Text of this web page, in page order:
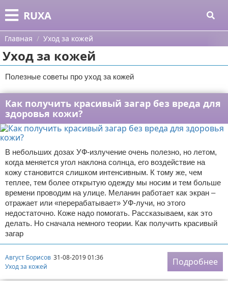
RUXA
Меню
Главная
Категории
Уход за кожей
Одежда
Шоппинг
Подарки
Украшения
Косметика
Уход за волосами
Уход за ногтями
Макияж
Поиск
О проекте
Контакты
Сотрудничество
Размещение рекламы
Для правообладателей
Условия предоставления информации
Отказ от ответственности
Главная Уход за кожей
Уход за кожей
Полезные советы про уход за кожей
Как получить красивый загар без вреда для
здоровья кожи?
В небольших дозах УФ-излучение очень полезно, но летом,
когда меняется угол наклона солнца, его воздействие на
кожу становится слишком интенсивным. К тому же, чем
теплее, тем более открытую одежду мы носим и тем больше
времени проводим на улице. Меланин работает как экран –
отражает или «перерабатывает» УФ-лучи, но этого
недостаточно. Коже надо помогать. Рассказываем, как это
делать. Но сначала немного теории. Как получить красивый
загар
Август Борисов 31-08-2019 01:36
Уход за кожей
Подробнее